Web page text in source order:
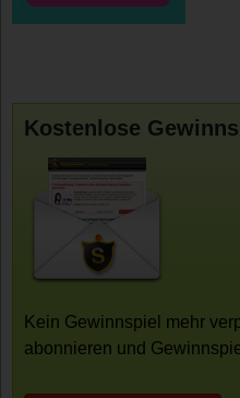
Kostenlose
Kein Gewinnspiel mehr
abonnieren und